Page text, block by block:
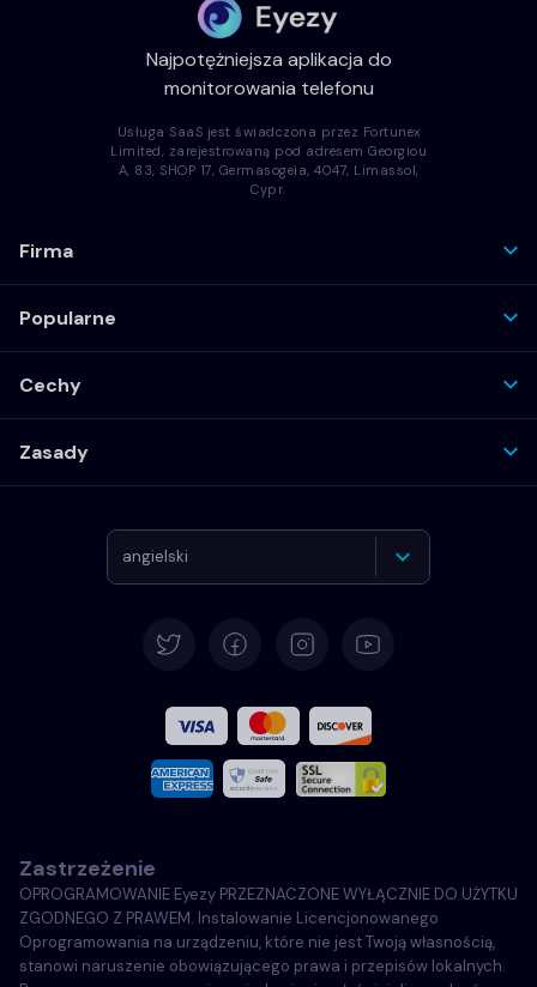
Najpotężniejsza aplikacja do
monitorowania telefonu
Usługa SaaS jest świadczona przez Fortunex
Limited, zarejestrowaną pod adresem Georgiou
A, 83, SHOP 17, Germasogeia, 4047, Limassol,
Cypr.
Firma
Popularne
Cechy
Zasady
angielski
Français
Włoski
Português
Türkçe
Zastrzeżenie
OPROGRAMOWANIE Eyezy PRZEZNACZONE WYŁĄCZNIE DO UŻYTKU
ZGODNEGO Z PRAWEM. Instalowanie Licencjonowanego
Oprogramowania na urządzeniu, które nie jest Twoją własnością,
stanowi naruszenie obowiązującego prawa i przepisów lokalnych.